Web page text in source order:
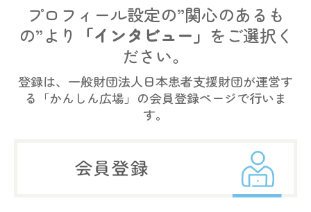
プロフィール設定の”関心のあるも
の”より
「インタビュー」 をご選択く
ださい。
登録は、一般財団法人日本患者支援財団が運営す
る「かんしん広場」の会員登録ページで行いま
す。